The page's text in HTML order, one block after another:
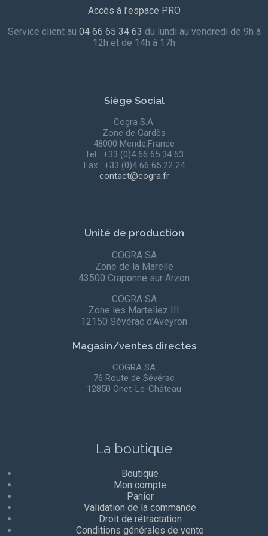
Accès à l’espace PRO
Service client au 04 66 65 34 63 du lundi au vendredi de 9h à
12h et de 14h à 17h
Siège Social
Cogra S.A.
Zone de Gardès
48000 Mende,France
Tel : +33 (0)4 66 65 34 63
Fax : +33 (0)4 66 65 22 24
contact@cogra.fr
Unité de production
COGRA SA
Zone de la Marelle
43500 Craponne sur Arzon
COGRA SA
Zone les Marteliez III
12150 Sévérac d’Aveyron
Magasin/ventes directes
COGRA SA
76 Route de Sévérac
12850 Onet-Le-Château
La boutique
Boutique
Mon compte
Panier
Validation de la commande
Droit de rétractation
Conditions générales de vente